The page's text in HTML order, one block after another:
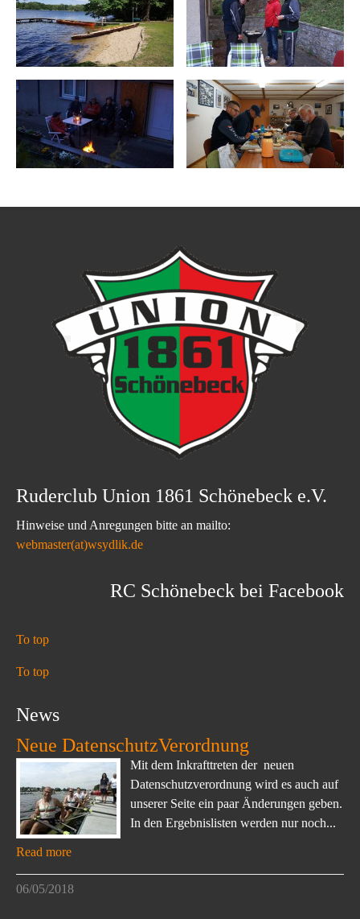
Ruderclub Union 1861 Schönebeck e.V.
Hinweise und Anregungen bitte an mailto:
webmaster(at)wsydlik.de
RC Schönebeck bei Facebook
To top
To top
News
Neue DatenschutzVerordnung
Mit dem Inkrafttreten der neuen
Datenschutzverordnung wird es auch auf
unserer Seite ein paar Änderungen geben.
In den Ergebnislisten werden nur noch...
Read more
06/05/2018